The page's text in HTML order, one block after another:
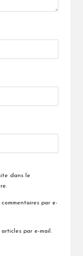
dans le
par e-
par e-mail.